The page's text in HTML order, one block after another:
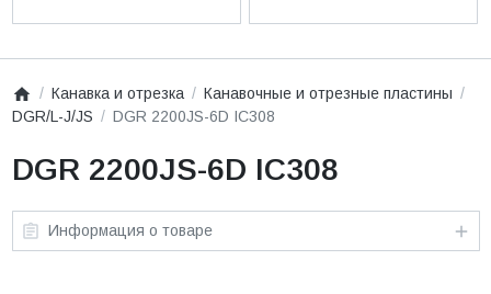
Канавка и отрезка
Канавочные и отрезные пластины
DGR/L-J/JS
DGR 2200JS-6D IC308
DGR 2200JS-6D IC308
Информация о товаре